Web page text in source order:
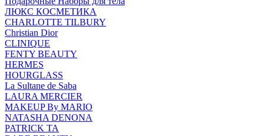
ЛЮКС КОСМЕТИКА
CHARLOTTE TILBURY
Christian Dior
CLINIQUE
FENTY BEAUTY
HERMES
HOURGLASS
La Sultane de Saba
LAURA MERCIER
MAKEUP By MARIO
NATASHA DENONA
PATRICK TA